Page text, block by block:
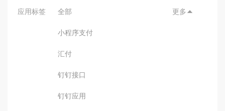
应用标签 全部
小程序支付
汇付
钉钉接口
钉钉应用
更多 